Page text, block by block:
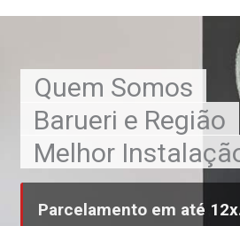
Quem Somos
Barueri e Região
Melhor
Parcelamento em até